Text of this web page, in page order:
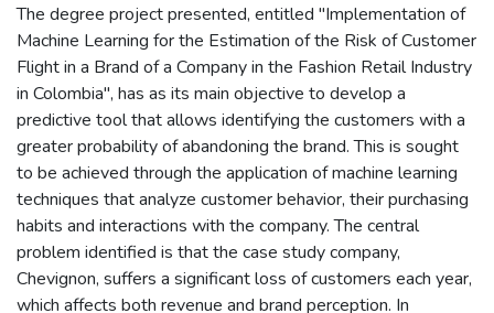
The degree project presented, entitled "Implementation of
Machine Learning for the Estimation of the Risk of Customer
Flight in a Brand of a Company in the Fashion Retail Industry
in Colombia", has as its main objective to develop a
predictive tool that allows identifying the customers with a
greater probability of abandoning the brand. This is sought
to be achieved through the application of machine learning
techniques that analyze customer behavior, their purchasing
habits and interactions with the company. The central
problem identified is that the case study company,
Chevignon, suffers a significant loss of customers each year,
which affects both revenue and brand perception. In